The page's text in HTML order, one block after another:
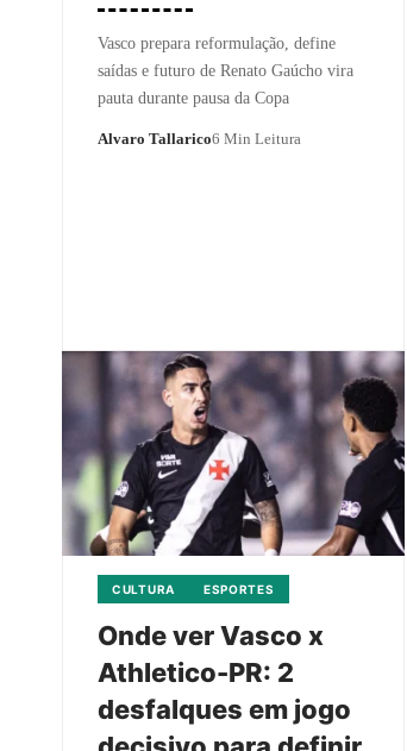
Vasco prepara reformulação, define
saídas e futuro de Renato Gaúcho vira
pauta durante pausa da Copa
Alvaro Tallarico6 Min Leitura
CULTURA ESPORTES
Onde ver Vasco x
Athletico-PR: 2
desfalques em jogo